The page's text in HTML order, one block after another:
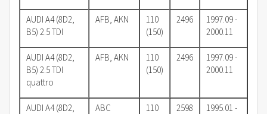
AUDI A4 (8D2,
B5) 2.5 TDI
AFB, AKN
110
(150)
2496
1997.09 -
2000.11
AUDI A4 (8D2,
B5) 2.5 TDI
quattro
AFB, AKN
110
(150)
2496
1997.09 -
2000.11
AUDI A4 (8D2,
ABC
110
2598
1995.01 -